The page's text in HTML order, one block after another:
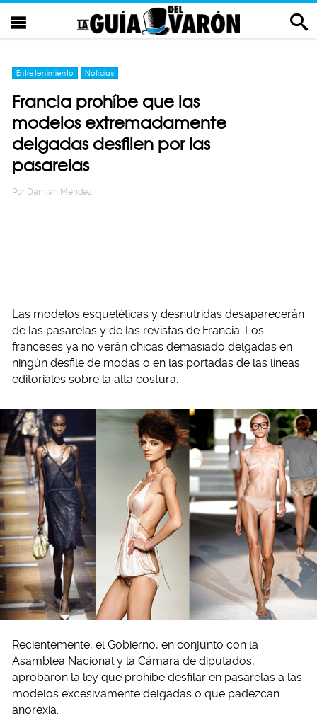
Entretenimiento Noticias
Francia prohíbe que las
modelos extremadamente
delgadas desfilen por las
pasarelas
Por Damian Mendez
Las modelos esqueléticas y desnutridas desaparecerán
de las pasarelas y de las revistas de Francia. Los
franceses ya no verán chicas demasiado delgadas en
ningún desfile de modas o en las portadas de las líneas
editoriales sobre la alta costura.
Recientemente, el Gobierno, en conjunto con la
Asamblea Nacional y la Cámara de diputados,
aprobaron la ley que prohíbe desfilar en pasarelas a las
modelos excesivamente delgadas o que padezcan
anorexia.